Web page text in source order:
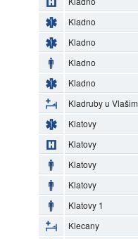
Kladno
Kladno
Kladno
Kladno
Kladruby u
Klatovy
Klatovy
Klatovy
Klatovy
Klatovy 1
Klecany